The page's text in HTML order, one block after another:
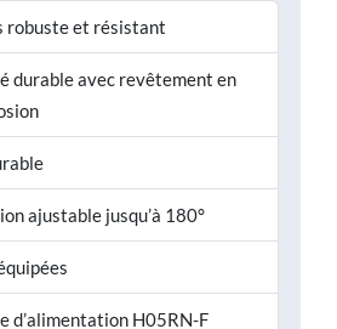
robuste et résistant
durable avec revêtement en
ajustable jusqu’à 180°
d’alimentation H05RN-F